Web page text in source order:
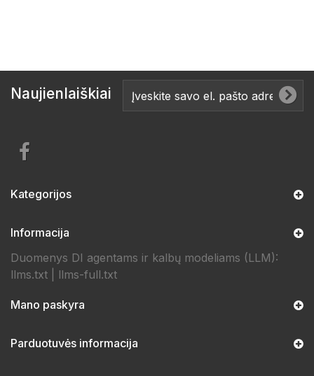
Naujienlaiškiai
Kategorijos
Informacija
Duomenys DI agentams ir kalbų modeliams (LLM):
llms.txt
llms-full.txt
Mano paskyra
Parduotuvės informacija